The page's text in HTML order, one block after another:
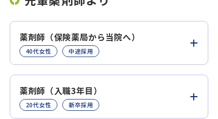
薬剤師（保険薬局から当院へ）
40代⼥性 中途採⽤
薬剤師（入職3年目）
20代⼥性 新卒採⽤